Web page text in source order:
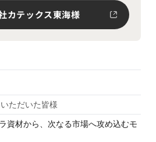
カテックス東海様
ただいた皆様
資材から、次なる市場へ攻め込むモ